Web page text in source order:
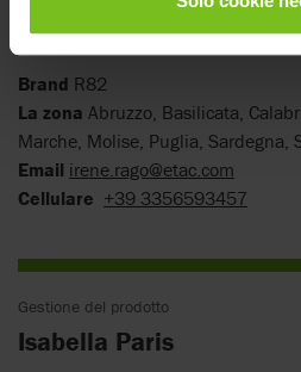
Irene Rago
Brand R82
La zona Abruzzo, Basilicata,
Marche, Molise, Puglia, Sardegna,
Email irene.rago@etac.com
Cellulare +39 3356593457
Gestione del prodotto
Isabella Paris